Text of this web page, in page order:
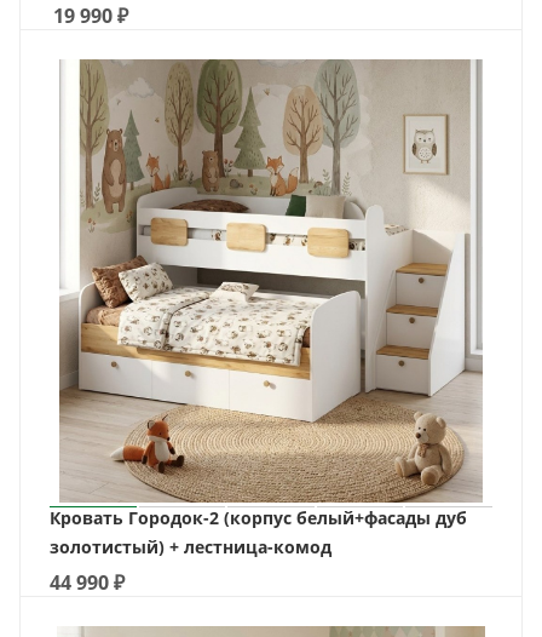
19 990₽
Кровать Городок-2 (корпус белый+фасады дуб
золотистый) + лестница-комод
44 990₽